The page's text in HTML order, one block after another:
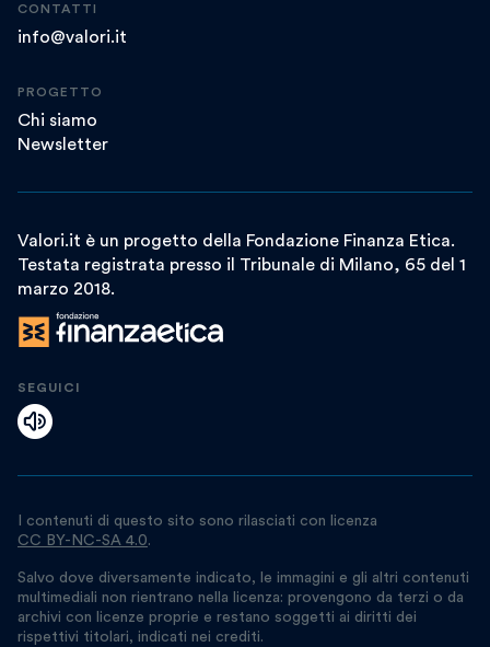
CONTATTI
info@valori.it
PROGETTO
Chi siamo
Newsletter
Valori.it è un progetto della Fondazione Finanza Etica.
Testata registrata presso il Tribunale di Milano, 65 del 1
marzo 2018.
SEGUICI
I contenuti di questo sito sono rilasciati con licenza
CC BY-NC-SA 4.0.
Salvo dove diversamente indicato, le immagini e gli altri contenuti
multimediali non rientrano nella licenza: provengono da terzi o da
archivi con licenze proprie e restano soggetti ai diritti dei
rispettivi titolari, indicati nei crediti.